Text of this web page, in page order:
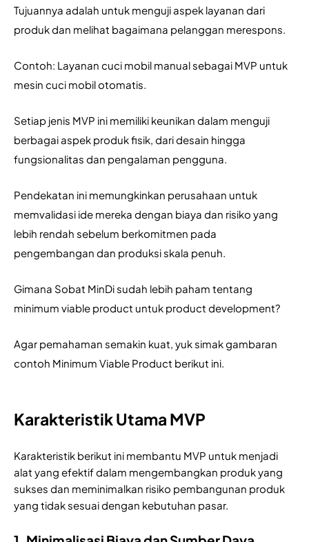
Tujuannya adalah untuk menguji aspek layanan dari
produk dan melihat bagaimana pelanggan merespons.
Contoh: Layanan cuci mobil manual sebagai MVP untuk
mesin cuci mobil otomatis.
Setiap jenis MVP ini memiliki keunikan dalam menguji
berbagai aspek produk fisik, dari desain hingga
fungsionalitas dan pengalaman pengguna.
Pendekatan ini memungkinkan perusahaan untuk
memvalidasi ide mereka dengan biaya dan risiko yang
lebih rendah sebelum berkomitmen pada
pengembangan dan produksi skala penuh.
Gimana Sobat MinDi sudah lebih paham tentang
minimum viable product untuk product development?
Agar pemahaman semakin kuat, yuk simak gambaran
contoh Minimum Viable Product berikut ini.
Karakteristik Utama MVP
Karakteristik berikut ini membantu MVP untuk menjadi
alat yang efektif dalam mengembangkan produk yang
sukses dan meminimalkan risiko pembangunan produk
yang tidak sesuai dengan kebutuhan pasar.